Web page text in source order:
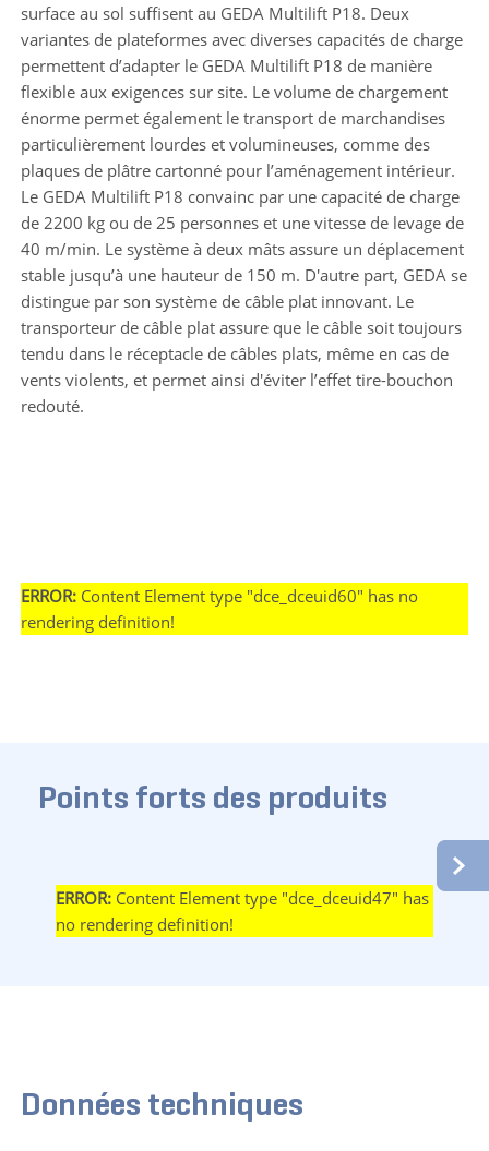
surface au sol suffisent au GEDA Multilift P18. Deux
variantes de plateformes avec diverses capacités de charge
permettent d’adapter le GEDA Multilift P18 de manière
flexible aux exigences sur site. Le volume de chargement
énorme permet également le transport de marchandises
particulièrement lourdes et volumineuses, comme des
plaques de plâtre cartonné pour l’aménagement intérieur.
Le GEDA Multilift P18 convainc par une capacité de charge
de 2200 kg ou de 25 personnes et une vitesse de levage de
40 m/min. Le système à deux mâts assure un déplacement
stable jusqu’à une hauteur de 150 m. D'autre part, GEDA se
distingue par son système de câble plat innovant. Le
transporteur de câble plat assure que le câble soit toujours
tendu dans le réceptacle de câbles plats, même en cas de
vents violents, et permet ainsi d'éviter l’effet tire-bouchon
redouté.
ERROR:Content Element type "dce_dceuid60" has no
rendering definition!
Points forts des produits
ERROR:Content Element type "dce_dceuid47" has
no rendering definition!
Données techniques